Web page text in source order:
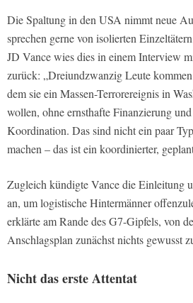
Die Spaltung in den USA nimmt neue
sprechen gerne von isolierten
JD Vance wies dies in einem Interview
zurück: „Dreiundzwanzig Leute
dem sie ein Massen-Terrorereignis in
wollen, ohne ernsthafte Finanzierung
Koordination. Das sind nicht ein paar
machen – das ist ein koordinierter,
Zugleich kündigte Vance die Einleitung
an, um logistische Hintermänner
erklärte am Rande des G7-Gipfels, von
Anschlagsplan zunächst nichts gewusst
Nicht das erste Attentat